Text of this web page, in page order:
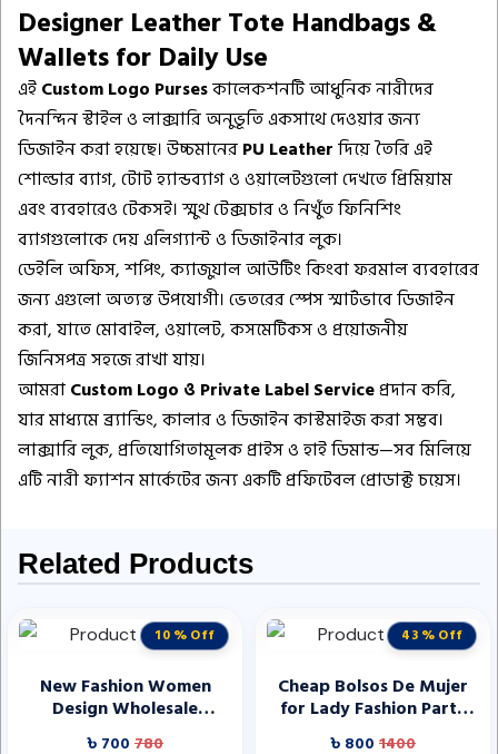
Designer Leather Tote Handbags &
Wallets for Daily Use
এইCustom Logo Pursesকালেকশনটি আধুনিক নারীদের
দৈনন্দিন স্টাইল ও লাক্সারি অনুভূতি একসাথে দেওয়ার জন্য
ডিজাইন করা হয়েছে। উচ্চমানেরPU Leatherদিয়ে তৈরি এই
শোল্ডার ব্যাগ, টোট হ্যান্ডব্যাগ ও ওয়ালেটগুলো দেখতে প্রিমিয়াম
এবং ব্যবহারেও টেকসই। স্মুথ টেক্সচার ও নিখুঁত ফিনিশিং
ব্যাগগুলোকে দেয় এলিগ্যান্ট ও ডিজাইনার লুক।
ডেইলি অফিস, শপিং, ক্যাজুয়াল আউটিং কিংবা ফরমাল ব্যবহারের
জন্য এগুলো অত্যন্ত উপযোগী। ভেতরের স্পেস স্মার্টভাবে ডিজাইন
করা, যাতে মোবাইল, ওয়ালেট, কসমেটিকস ও প্রয়োজনীয়
জিনিসপত্র সহজে রাখা যায়।
আমরাCustom Logo ও Private Label Serviceপ্রদান করি,
যার মাধ্যমে ব্র্যান্ডিং, কালার ও ডিজাইন কাস্টমাইজ করা সম্ভব।
লাক্সারি লুক, প্রতিযোগিতামূলক প্রাইস ও হাই ডিমান্ড—সব মিলিয়ে
এটি নারী ফ্যাশন মার্কেটের জন্য একটি প্রফিটেবল প্রোডাক্ট চয়েস।
Related Products
10 % Off
New Fashion Women
Design Wholesale
Premium Factory Custom
৳ 700 780
43 % Off
Cheap Bolsos De Mujer
for Lady Fashion Party
Tote Bags High Quality
৳ 800 1400